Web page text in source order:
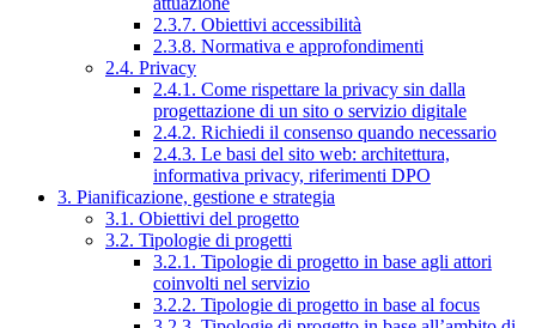
2.3.7. Obiettivi accessibilità
2.3.8. Normativa e approfondimenti
2.4. Privacy
2.4.1. Come rispettare la privacy sin dalla
progettazione di un sito o servizio digitale
2.4.2. Richiedi il consenso quando necessario
2.4.3. Le basi del sito web: architettura,
informativa privacy, riferimenti DPO
3. Pianificazione, gestione e strategia
3.1. Obiettivi del progetto
3.2. Tipologie di progetti
3.2.1. Tipologie di progetto in base agli attori
coinvolti nel servizio
3.2.2. Tipologie di progetto in base al focus